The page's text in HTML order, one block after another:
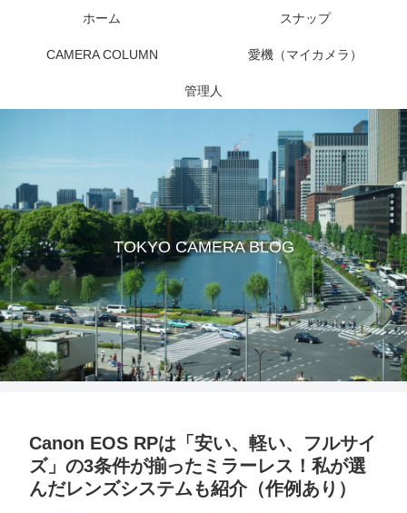
TOKYO CAMERA BLOG
ホーム スナップ
CAMERA COLUMN 愛機（マイカメラ）
管理人
Canon EOS RPは「安い、軽い、フルサイ
ズ」の3条件が揃ったミラーレス！私が選
んだレンズシステムも紹介（作例あり）